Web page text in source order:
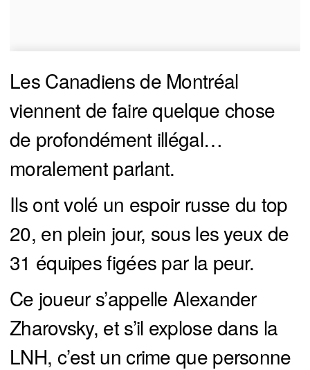
Les Canadiens de Montréal
viennent de faire quelque chose
de profondément illégal…
moralement parlant.
Ils ont volé un espoir russe du top
20, en plein jour, sous les yeux de
31 équipes figées par la peur.
Ce joueur s’appelle Alexander
Zharovsky, et s’il explose dans la
LNH, c’est un crime que personne